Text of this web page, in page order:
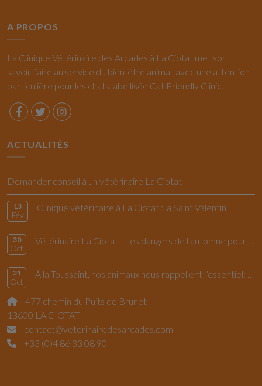
A PROPOS
La Clinique Vétérinaire des Arcades à La Ciotat met son
savoir-faire au service du bien-être animal, avec une attention
particulière pour les chats labellisée Cat Friendly Clinic.
ACTUALITÉS
Demander conseil à un vétérinaire La Ciotat
13
Fév
Clinique vétérinaire à La Ciotat : la Saint Valentin
30
Oct
Vétérinaire La Ciotat - Les dangers de l'automne pour le chiens et les chats
31
Oct
À la Toussaint, nos animaux nous rappellent l’essentiel: vivre l’instant présent
477 chemin du Puits de Brunet
13600 LA CIOTAT
contact@veterinairedesarcades.com
+33 (0)4 86 33 08 90